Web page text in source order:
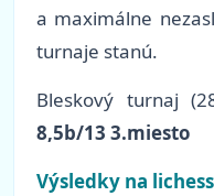
a maximálne
turnaje stanú.
Bleskový turnaj
8,5b/13 3.miesto
Výsledky na lichess